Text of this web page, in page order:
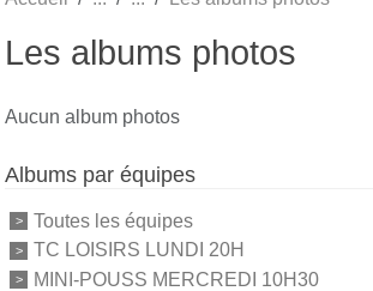
Les albums photos
Aucun album photos
Albums par équipes
Toutes les équipes
TC LOISIRS LUNDI 20H
MINI-POUSS MERCREDI 10H30